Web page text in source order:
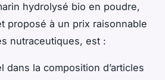
hydrolysé bio en poudre,
proposé à un prix raisonnable
nutraceutiques, est :
dans la composition d’articles